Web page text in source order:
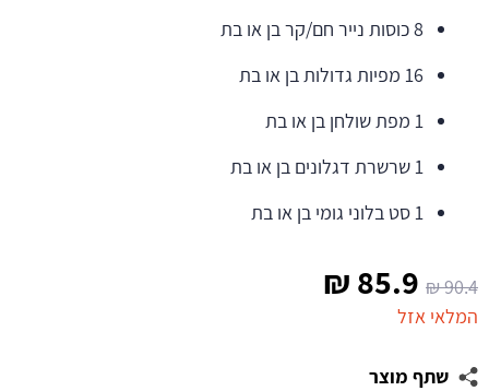
90.4
₪ המחיר
המקורי
היה:
85.9
₪
המלאי אזל
שתף מוצר
8 כוסות נייר חם/קר בן או בת
16 מפיות גדולות בן או בת
1 מפת שולחן בן או בת
1 שרשרת דגלונים בן או בת
1 סט בלוני גומי בן או בת